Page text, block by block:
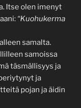
Itse olen imenyt
“Kuohukerma
samalta.
samoissa
täsmällisyys ja
ja
pojan ja äidin